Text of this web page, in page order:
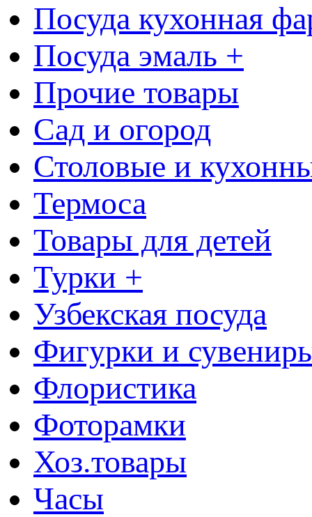
Посуда кухонная
Посуда эмаль +
Прочие товары
Сад и огород
Столовые и
Термоса
Товары для детей
Турки +
Узбекская посуда
Фигурки и
Флористика
Фоторамки
Хоз.товары
Часы